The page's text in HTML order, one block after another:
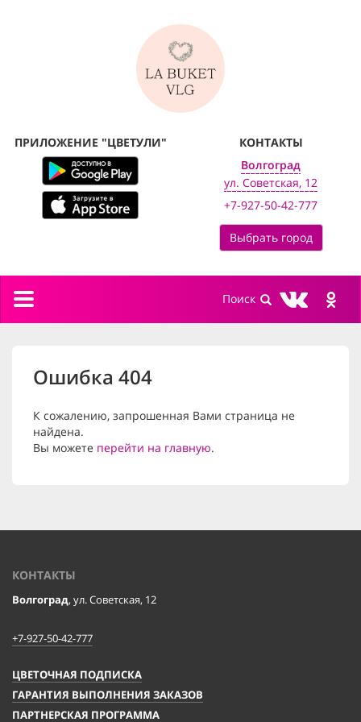
ПРИЛОЖЕНИЕ "ЦВЕТУЛИ"
КОНТАКТЫ
Волгоград
ул. Советская, 12
+7-927-50-42-777
Выбрать город
Toggle
Ошибка 404
К сожалению, запрошенная Вами страница не
найдена.
Вы можете перейти на главную.
КОНТАКТЫ
Волгоград, ул. Советская, 12
+7-927-50-42-777
ЦВЕТОЧНАЯ ПОДПИСКА
ГАРАНТИЯ ВЫПОЛНЕНИЯ ЗАКАЗОВ
ПАРТНЕРСКАЯ ПРОГРАММА